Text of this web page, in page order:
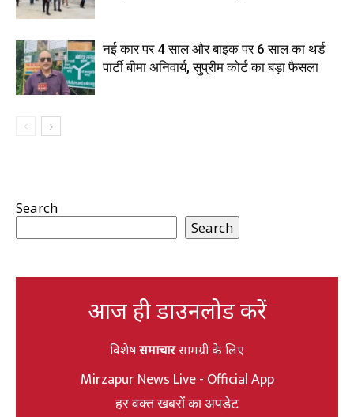
नई कार पर 4 साल और बाइक पर 6 साल का थर्ड
पार्टी बीमा अनिवार्य, सुप्रीम कोर्ट का बड़ा फैसला
Search
Search
आज ही डाउनलोड करें
विशेषसमाचारसामग्री के लिए
Mirzapur News Live - Official App
हर वक्त खबरों का अपडेट